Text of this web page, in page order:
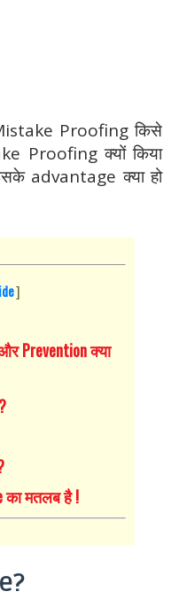
Proofing किसे
Proofing क्यों किया
advantage क्या हो
]
Prevention क्या
का मतलब है!